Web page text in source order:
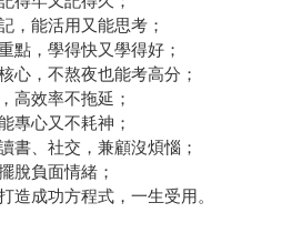
能活用又能思考；
，學得快又學得好；
，不熬夜也能考高分；
效率不拖延；
心又不耗神；
、社交，兼顧沒煩惱；
負面情緒；
成功方程式，一生受用。